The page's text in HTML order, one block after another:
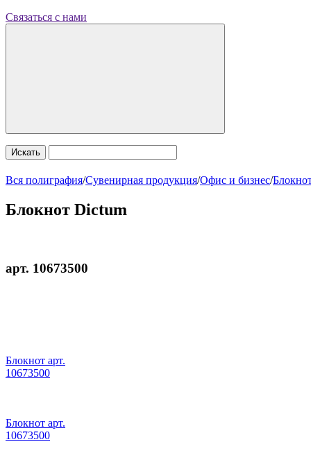
Связаться с нами
Искать
Вся полиграфия/Сувенирная продукция/Офис и бизнес/
Блокнот Dictum
арт. 10673500
Блокнот арт.
10673500
Блокнот арт.
10673500